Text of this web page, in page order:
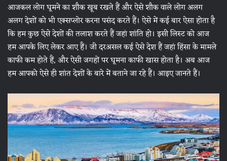
आजकल लोग घूमने का शौक खूब रखते हैं और ऐसे शौक वाले लोग अलग
अलग देशों को भी एक्सप्लोर करना पसंद करते हैं। ऐसे में कई बार ऐसा होता है
कि हम कुछ ऐसे देशों की तलाश करते हैं जहां शांति हो। इसी लिस्ट को आज
हम आपके लिए लेकर आए हैं। जी दरअसल कई ऐसे देश हैं जहां हिंसा के मामले
काफी कम होते हैं, और ऐसी जगहों पर घूमना काफी खास होता है। अब आज
हम आपको ऐसे ही शांत देशों के बारे में बताने जा रहे हैं। आइए जानते हैं।